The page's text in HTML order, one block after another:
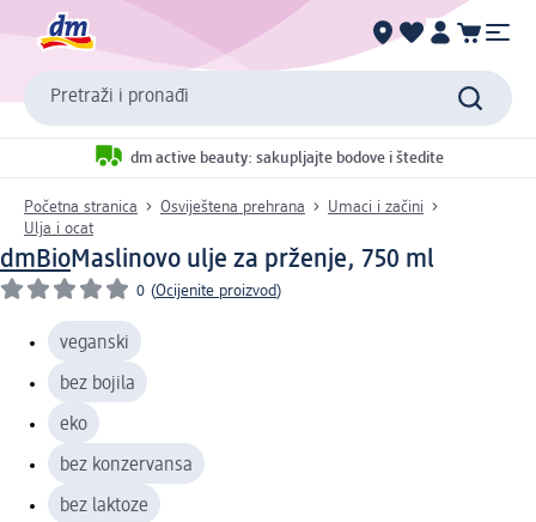
Pretraži i pronađi
dm active beauty: sakupljajte bodove i štedite
Početna stranica Osviještena prehrana
Umaci i začini
Ulja i ocat
dmBioMaslinovo ulje za prženje, 750 ml
0 (Ocijenite proizvod)
veganski
bez bojila
eko
bez konzervansa
bez laktoze